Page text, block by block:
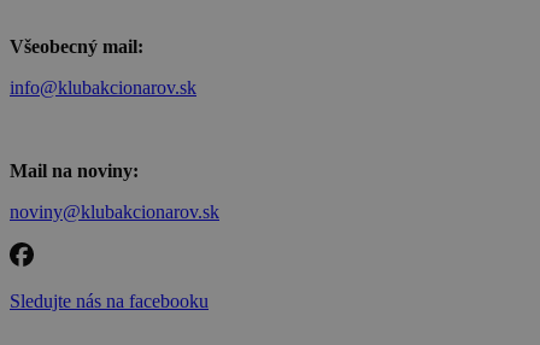
Všeobecný mail:
info@klubakcionarov.sk
Mail na noviny:
noviny@klubakcionarov.sk
Sledujte nás na facebooku